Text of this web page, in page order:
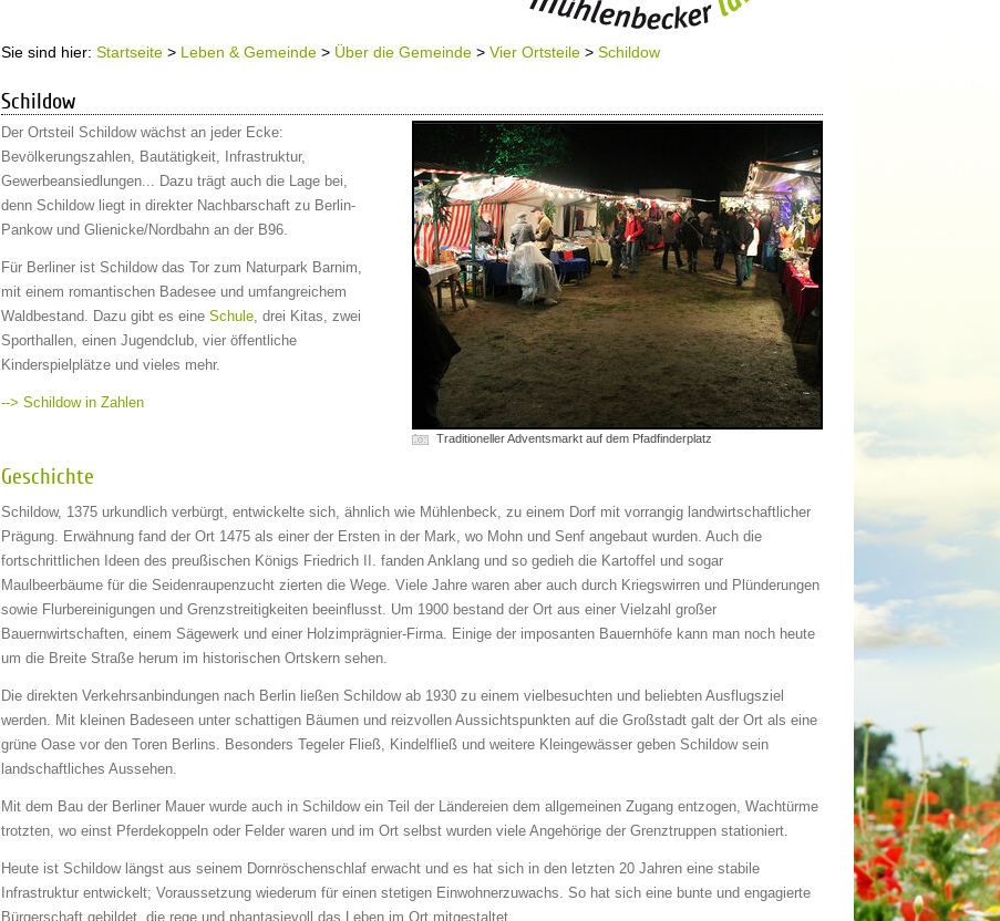
Sie sind hier:Startseite > Leben & Gemeinde > Über die Gemeinde >Vier Ortsteile >Schildow
Schildow
Traditioneller Adventsmarkt auf dem Pfadfinderplatz
Der Ortsteil Schildow wächst an jeder Ecke:
Bevölkerungszahlen, Bautätigkeit, Infrastruktur,
Gewerbeansiedlungen... Dazu trägt auch die Lage bei,
denn Schildow liegt in direkter Nachbarschaft zu Berlin-
Pankow und Glienicke/Nordbahn an der B96.
Für Berliner ist Schildow das Tor zum Naturpark Barnim,
mit einem romantischen Badesee und umfangreichem
Waldbestand. Dazu gibt es eineSchule, drei Kitas, zwei
Sporthallen, einen Jugendclub, vier öffentliche
Kinderspielplätze und vieles mehr.
--> Schildow in Zahlen
Geschichte
Schildow, 1375 urkundlich verbürgt, entwickelte sich, ähnlich wie Mühlenbeck, zu einem Dorf mit vorrangig landwirtschaftlicher
Prägung. Erwähnung fand der Ort 1475 als einer der Ersten in der Mark, wo Mohn und Senf angebaut wurden. Auch die
fortschrittlichen Ideen des preußischen Königs Friedrich II. fanden Anklang und so gedieh die Kartoffel und sogar
Maulbeerbäume für die Seidenraupenzucht zierten die Wege. Viele Jahre waren aber auch durch Kriegswirren und Plünderungen
sowie Flurbereinigungen und Grenzstreitigkeiten beeinflusst. Um 1900 bestand der Ort aus einer Vielzahl großer
Bauernwirtschaften, einem Sägewerk und einer Holzimprägnier-Firma. Einige der imposanten Bauernhöfe kann man noch heute
um die Breite Straße herum im historischen Ortskern sehen.
Die direkten Verkehrsanbindungen nach Berlin ließen Schildow ab 1930 zu einem vielbesuchten und beliebten Ausflugsziel
werden. Mit kleinen Badeseen unter schattigen Bäumen und reizvollen Aussichtspunkten auf die Großstadt galt der Ort als eine
grüne Oase vor den Toren Berlins. Besonders Tegeler Fließ, Kindelfließ und weitere Kleingewässer geben Schildow sein
landschaftliches Aussehen.
Mit dem Bau der Berliner Mauer wurde auch in Schildow ein Teil der Ländereien dem allgemeinen Zugang entzogen, Wachtürme
trotzten, wo einst Pferdekoppeln oder Felder waren und im Ort selbst wurden viele Angehörige der Grenztruppen stationiert.
Heute ist Schildow längst aus seinem Dornröschenschlaf erwacht und es hat sich in den letzten 20 Jahren eine stabile
Infrastruktur entwickelt; Voraussetzung wiederum für einen stetigen Einwohnerzuwachs. So hat sich eine bunte und engagierte
Bürgerschaft gebildet, die rege und phantasievoll das Leben im Ort mitgestaltet.